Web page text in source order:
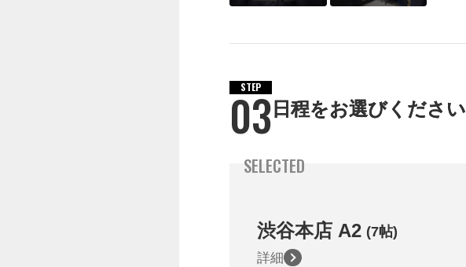
STEP
03日程をお選びください
SELECTED
渋谷本店 A2 (7帖)
詳細